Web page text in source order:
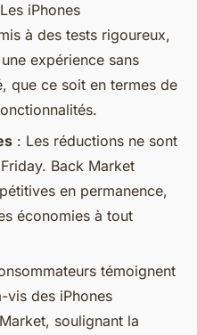
iPhones
à des tests rigoureux,
expérience sans
que ce soit en termes de
: Les réductions ne sont
Back Market
en permanence,
économies à tout
témoignent
vis des iPhones
soulignant la